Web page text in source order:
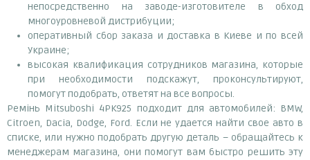
непосредственно на заводе-изготовителе в обход
многоуровневой дистрибуции;
оперативный сбор заказа и доставка в Киеве и по всей
Украине;
высокая квалификация сотрудников магазина, которые
при необходимости подскажут, проконсультируют,
помогут подобрать, ответят на все вопросы.
Ремінь Mitsuboshi 4PK925 подходит для автомобилей: BMW,
Citroen, Dacia, Dodge, Ford. Если не удается найти свое авто в
списке, или нужно подобрать другую деталь – обращайтесь к
менеджерам магазина, они помогут вам быстро решить эту